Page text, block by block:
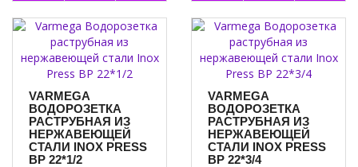
VARMEGA
ВОДОРОЗЕТКА
РАСТРУБНАЯ ИЗ
НЕРЖАВЕЮЩЕЙ
СТАЛИ INOX PRESS
ВР 22*1/2
VARMEGA
ВОДОРОЗЕТКА
РАСТРУБНАЯ ИЗ
НЕРЖАВЕЮЩЕЙ
СТАЛИ INOX PRESS
ВР 22*3/4